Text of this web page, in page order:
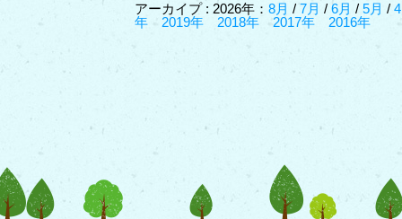
アーカイプ : 2026年： 8月 / 7月 / 6月 / 5月 /
年
2019年 2018年 2017年 2016年